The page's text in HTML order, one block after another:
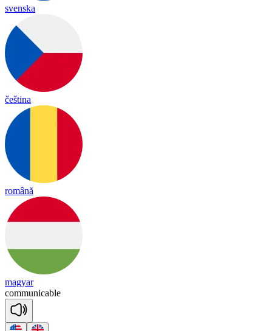
svenska
čeština
română
magyar
communicable